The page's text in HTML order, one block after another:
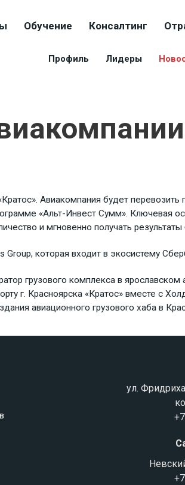
Обучение Консалтинг
Профиль Лидеры
Авиакомпания будет перевозить
«Альт-Инвест Сумм». Ключевая
и мгновенно получать
которая входит в экосистему
грузового комплекса в ярославском
г. Красноярска «Кратос» вместе с
авиационного грузового хаба в
ул.